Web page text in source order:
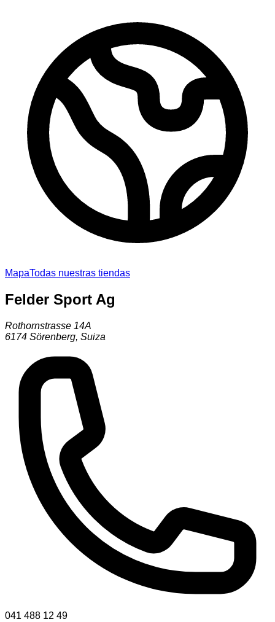
MapaTodas nuestras tiendas
Felder Sport Ag
Rothornstrasse 14A
6174 Sörenberg, Suiza
041 488 12 49